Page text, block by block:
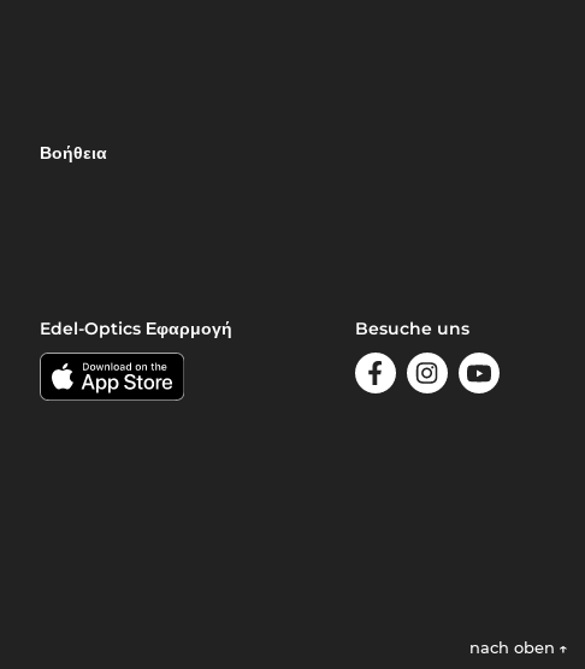
Βοήθεια
Edel-Optics Εφαρμογή Besuche uns
nach oben